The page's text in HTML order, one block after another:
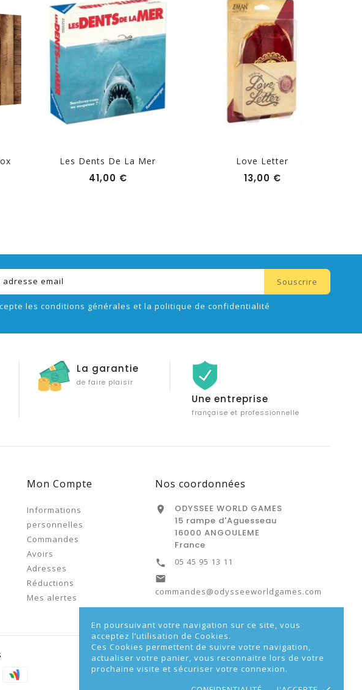
En poursuivant votre navigation sur ce site, vous
acceptez l’utilisation de Cookies.
Ces Cookies permettent de suivre votre navigation,
actualiser votre panier, vous reconnaitre lors de votre
prochaine visite et sécuriser votre connexion.
Les Dents De La Mer
41,00 €Prix
Love Letter
13,00 €Prix
les conditions générales et la politique de confidentialité
La garantie
de faire plaisir
Une entreprise
française et professionnelle
Mon Compte
Informations
personnelles
Commandes
Avoirs
Adresses
Réductions
Mes alertes
Nos coordonnées

ODYSSEE WORLD GAMES
15 rampe d'Aguesseau
16000 ANGOULEME
France

05 45 95 13 11

commandes@odysseeworldgames.com